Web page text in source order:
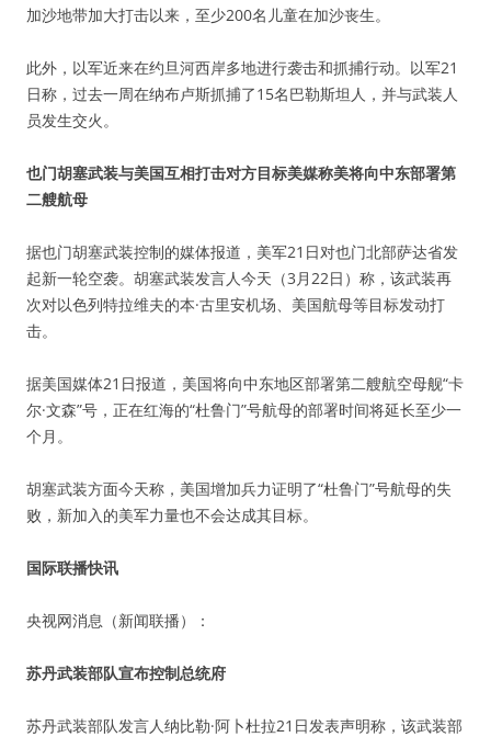
加沙地带加大打击以来，至少200名儿童在加沙丧生。
此外，以军近来在约旦河西岸多地进行袭击和抓捕行动。以军21
日称，过去一周在纳布卢斯抓捕了15名巴勒斯坦人，并与武装人
员发生交火。
也门胡塞武装与美国互相打击对方目标美媒称美将向中东部署第
二艘航母
据也门胡塞武装控制的媒体报道，美军21日对也门北部萨达省发
起新一轮空袭。胡塞武装发言人今天（3月22日）称，该武装再
次对以色列特拉维夫的本·古里安机场、美国航母等目标发动打
击。
据美国媒体21日报道，美国将向中东地区部署第二艘航空母舰“卡
尔·文森”号，正在红海的“杜鲁门”号航母的部署时间将延长至少一
个月。
胡塞武装方面今天称，美国增加兵力证明了“杜鲁门”号航母的失
败，新加入的美军力量也不会达成其目标。
国际联播快讯
央视网消息（新闻联播）：
苏丹武装部队宣布控制总统府
苏丹武装部队发言人纳比勒·阿卜杜拉21日发表声明称，该武装部